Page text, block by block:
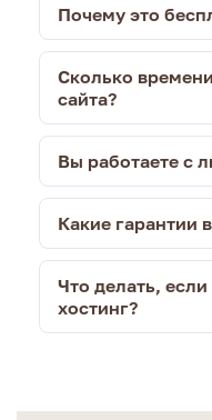
Почему это
Сколько
сайта?
Вы работаете с
Какие гарантии
Что делать,
хостинг?